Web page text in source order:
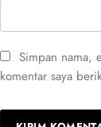
Simpan nama,
komentar saya